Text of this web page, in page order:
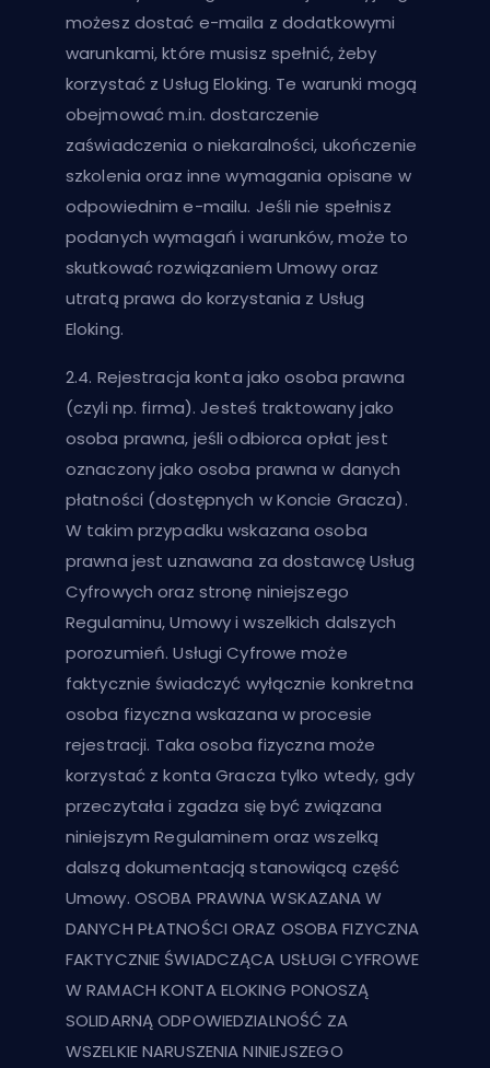
możesz dostać e-maila z dodatkowymi
warunkami, które musisz spełnić, żeby
korzystać z Usług Eloking. Te warunki mogą
obejmować m.in. dostarczenie
zaświadczenia o niekaralności, ukończenie
szkolenia oraz inne wymagania opisane w
odpowiednim e-mailu. Jeśli nie spełnisz
podanych wymagań i warunków, może to
skutkować rozwiązaniem Umowy oraz
utratą prawa do korzystania z Usług
Eloking.
2.4. Rejestracja konta jako osoba prawna
(czyli np. firma). Jesteś traktowany jako
osoba prawna, jeśli odbiorca opłat jest
oznaczony jako osoba prawna w danych
płatności (dostępnych w Koncie Gracza).
W takim przypadku wskazana osoba
prawna jest uznawana za dostawcę Usług
Cyfrowych oraz stronę niniejszego
Regulaminu, Umowy i wszelkich dalszych
porozumień. Usługi Cyfrowe może
faktycznie świadczyć wyłącznie konkretna
osoba fizyczna wskazana w procesie
rejestracji. Taka osoba fizyczna może
korzystać z konta Gracza tylko wtedy, gdy
przeczytała i zgadza się być związana
niniejszym Regulaminem oraz wszelką
dalszą dokumentacją stanowiącą część
Umowy. OSOBA PRAWNA WSKAZANA W
DANYCH PŁATNOŚCI ORAZ OSOBA FIZYCZNA
FAKTYCZNIE ŚWIADCZĄCA USŁUGI CYFROWE
W RAMACH KONTA ELOKING PONOSZĄ
SOLIDARNĄ ODPOWIEDZIALNOŚĆ ZA
WSZELKIE NARUSZENIA NINIEJSZEGO